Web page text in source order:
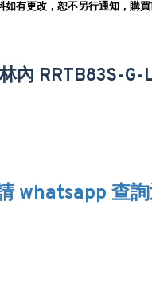
如有更改，恕不另行通知，購
內 RRTB83S-G-
whatsapp 查